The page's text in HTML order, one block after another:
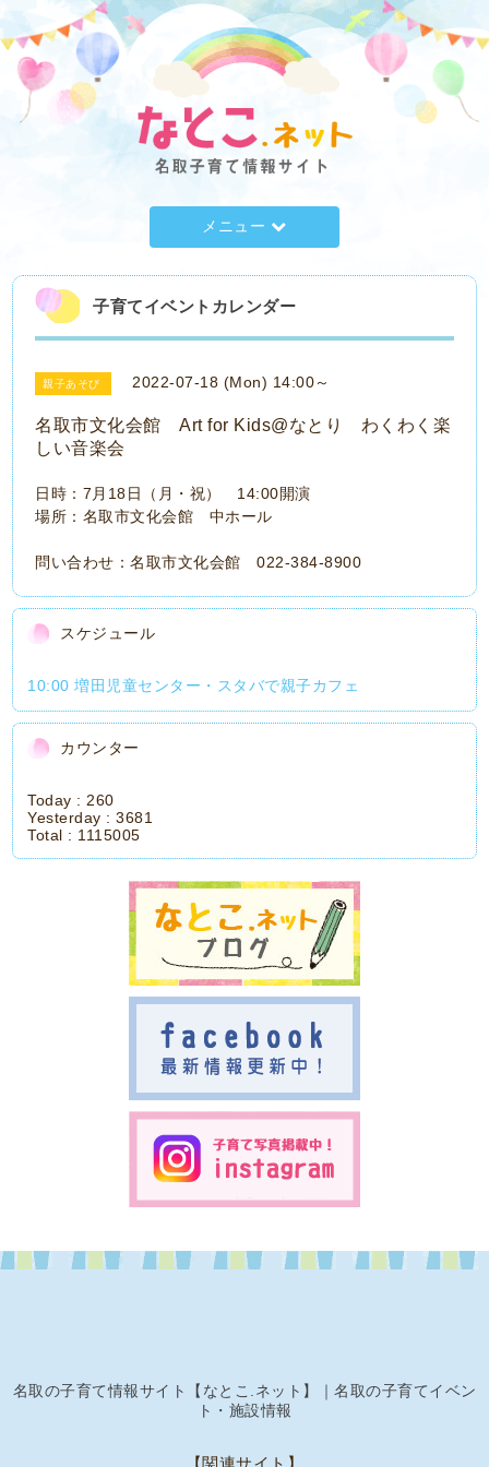
メニュー
子育てイベントカレンダー
親子あそび 2022-07-18 (Mon) 14:00～
名取市文化会館 Art for Kids@なとり わくわく楽
しい音楽会
日時：7月18日（月・祝） 14:00開演
場所：名取市文化会館 中ホール
問い合わせ：名取市文化会館 022-384-8900
スケジュール
10:00 増田児童センター・スタバで親子カフェ
カウンター
Today :260
Yesterday :3681
Total : 1115005
名取の子育て情報サイト【なとこ.ネット】｜名取の子育てイベン
ト・施設情報